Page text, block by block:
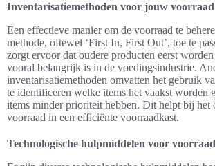
Inventarisatiemethoden voor jouw
Een effectieve manier om de voorraad te
methode, oftewel ‘First In, First Out’, toe te
zorgt ervoor dat oudere producten eerst
vooral belangrijk is in de voedingsindustrie.
inventarisatiemethoden omvatten het gebruik
te identificeren welke items het vaakst worden
items minder prioriteit hebben. Dit helpt bij het
voorraad in een efficiënte voorraadkast.
Technologische hulpmiddelen voor